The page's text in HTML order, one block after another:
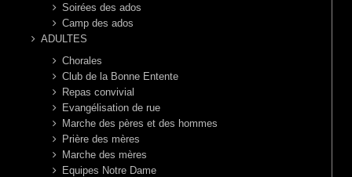
Soirées des ados
Camp des ados
ADULTES
Chorales
Club de la Bonne Entente
Repas convivial
Evangélisation de rue
Marche des pères et des hommes
Prière des mères
Marche des mères
Equipes Notre Dame